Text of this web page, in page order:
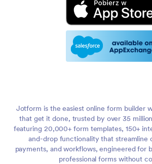
Jotform is the easiest online form builder
that get it done, trusted by over 35
featuring 20,000+ form templates, 150+
and-drop functionality that streamline
payments, and workflows, engineered for
professional forms without